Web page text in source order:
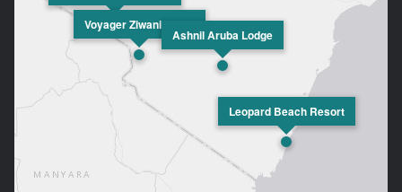
Leopard Beach Resort
Ashnil Aruba Lodge
Voyager Ziwani Camp